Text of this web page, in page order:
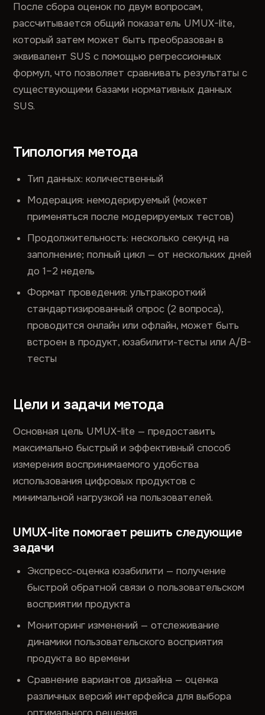
После сбора оценок по двум вопросам,
рассчитывается общий показатель UMUX-lite,
который затем может быть преобразован в
эквивалент SUS с помощью регрессионных
формул, что позволяет сравнивать результаты с
существующими базами нормативных данных
SUS.
Типология метода
Тип данных: количественный
Модерация: немодерируемый (может
применяться после модерируемых тестов)
Продолжительность: несколько секунд на
заполнение; полный цикл — от нескольких дней
до 1–2 недель
Формат проведения: ультракороткий
стандартизированный опрос (2 вопроса),
проводится онлайн или офлайн, может быть
встроен в продукт, юзабилити-тесты или A/B-
тесты
Цели и задачи метода
Основная цель UMUX-lite — предоставить
максимально быстрый и эффективный способ
измерения воспринимаемого удобства
использования цифровых продуктов с
минимальной нагрузкой на пользователей.
UMUX-lite помогает решить следующие
задачи
Экспресс-оценка юзабилити — получение
быстрой обратной связи о пользовательском
восприятии продукта
Мониторинг изменений — отслеживание
динамики пользовательского восприятия
продукта во времени
Сравнение вариантов дизайна — оценка
различных версий интерфейса для выбора